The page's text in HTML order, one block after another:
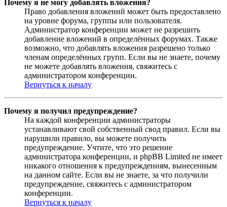
Почему я не могу добавлять вложения?
Право добавления вложений может быть предоставлено
на уровне форума, группы или пользователя.
Администратор конференции может не разрешить
добавление вложений в определённых форумах. Также
возможно, что добавлять вложения разрешено только
членам определённых групп. Если вы не знаете, почему
не можете добавлять вложения, свяжитесь с
администратором конференции.
Вернуться к началу
Почему я получил предупреждение?
На каждой конференции администраторы
устанавливают свой собственный свод правил. Если вы
нарушили правило, вы можете получить
предупреждение. Учтите, что это решение
администратора конференции, и phpBB Limited не имеет
никакого отношения к предупреждениям, вынесенным
на данном сайте. Если вы не знаете, за что получили
предупреждение, свяжитесь с администратором
конференции.
Вернуться к началу